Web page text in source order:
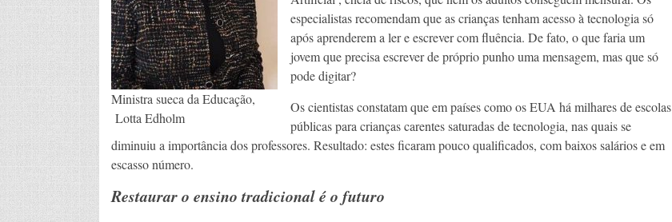
Ministra sueca da Educação,
Lotta Edholm
especialistas recomendam que as crianças tenham acesso à tecnologia só
após aprenderem a ler e escrever com fluência. De fato, o que faria um
jovem que precisa escrever de próprio punho uma mensagem, mas que só
pode digitar?
Os cientistas constatam que em países como os EUA há milhares de escolas
públicas para crianças carentes saturadas de tecnologia, nas quais se
diminuiu a importância dos professores. Resultado: estes ficaram pouco qualificados, com baixos salários e em
escasso número.
Restaurar o ensino tradicional é o futuro